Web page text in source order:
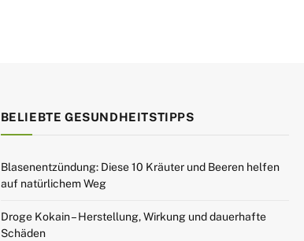
BELIEBTE GESUNDHEITSTIPPS
Blasenentzündung: Diese 10 Kräuter und Beeren helfen
auf natürlichem Weg
Droge Kokain – Herstellung, Wirkung und dauerhafte
Schäden